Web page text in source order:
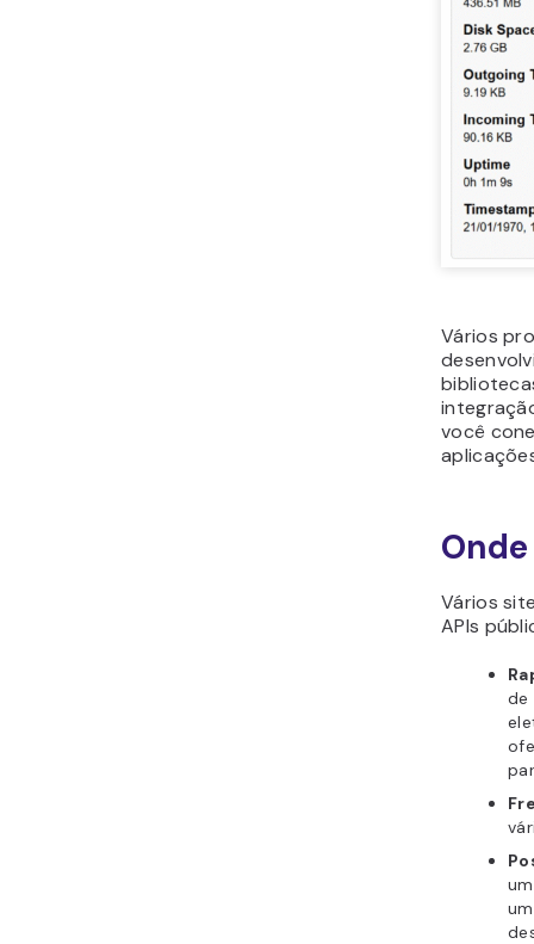
Vários
você
Vários
APIs
de